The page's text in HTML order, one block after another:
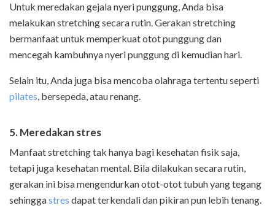
Untuk meredakan gejala nyeri punggung, Anda bisa
melakukan stretching secara rutin. Gerakan stretching
bermanfaat untuk memperkuat otot punggung dan
mencegah kambuhnya nyeri punggung di kemudian hari.
Selain itu, Anda juga bisa mencoba olahraga tertentu seperti
pilates, bersepeda, atau renang.
5. Meredakan stres
Manfaat stretching tak hanya bagi kesehatan fisik saja,
tetapi juga kesehatan mental. Bila dilakukan secara rutin,
gerakan ini bisa mengendurkan otot-otot tubuh yang tegang
sehinggastres dapat terkendali dan pikiran pun lebih tenang.